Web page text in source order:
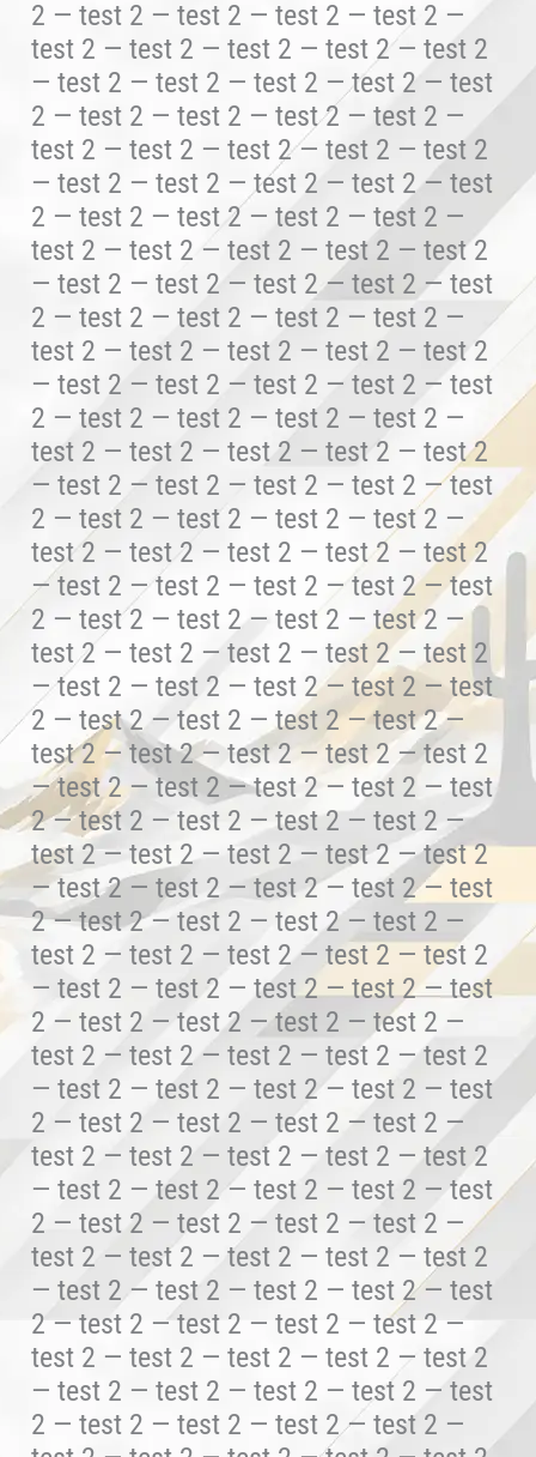
2 — test 2 — test 2 — test 2 — test 2 —
test 2 — test 2 — test 2 — test 2 — test 2
— test 2 — test 2 — test 2 — test 2 — test
2 — test 2 — test 2 — test 2 — test 2 —
test 2 — test 2 — test 2 — test 2 — test 2
— test 2 — test 2 — test 2 — test 2 — test
2 — test 2 — test 2 — test 2 — test 2 —
test 2 — test 2 — test 2 — test 2 — test 2
— test 2 — test 2 — test 2 — test 2 — test
2 — test 2 — test 2 — test 2 — test 2 —
test 2 — test 2 — test 2 — test 2 — test 2
— test 2 — test 2 — test 2 — test 2 — test
2 — test 2 — test 2 — test 2 — test 2 —
test 2 — test 2 — test 2 — test 2 — test 2
— test 2 — test 2 — test 2 — test 2 — test
2 — test 2 — test 2 — test 2 — test 2 —
test 2 — test 2 — test 2 — test 2 — test 2
— test 2 — test 2 — test 2 — test 2 — test
2 — test 2 — test 2 — test 2 — test 2 —
test 2 — test 2 — test 2 — test 2 — test 2
— test 2 — test 2 — test 2 — test 2 — test
2 — test 2 — test 2 — test 2 — test 2 —
test 2 — test 2 — test 2 — test 2 — test 2
— test 2 — test 2 — test 2 — test 2 — test
2 — test 2 — test 2 — test 2 — test 2 —
test 2 — test 2 — test 2 — test 2 — test 2
— test 2 — test 2 — test 2 — test 2 — test
2 — test 2 — test 2 — test 2 — test 2 —
test 2 — test 2 — test 2 — test 2 — test 2
— test 2 — test 2 — test 2 — test 2 — test
2 — test 2 — test 2 — test 2 — test 2 —
test 2 — test 2 — test 2 — test 2 — test 2
— test 2 — test 2 — test 2 — test 2 — test
2 — test 2 — test 2 — test 2 — test 2 —
test 2 — test 2 — test 2 — test 2 — test 2
— test 2 — test 2 — test 2 — test 2 — test
2 — test 2 — test 2 — test 2 — test 2 —
test 2 — test 2 — test 2 — test 2 — test 2
— test 2 — test 2 — test 2 — test 2 — test
2 — test 2 — test 2 — test 2 — test 2 —
test 2 — test 2 — test 2 — test 2 — test 2
— test 2 — test 2 — test 2 — test 2 — test
2 — test 2 — test 2 — test 2 — test 2 —